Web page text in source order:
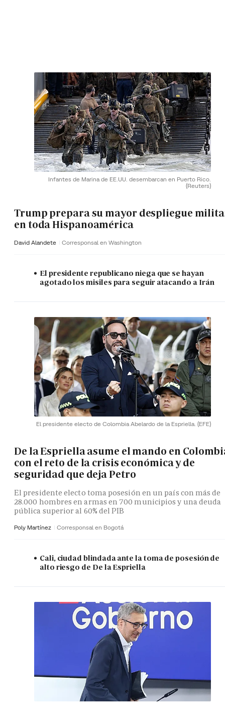
Infantes de Marina de EE.UU. desembarcan en Puerto Rico.
(Reuters)
Trump prepara su mayor despliegue
en toda Hispanoamérica
David Alandete Corresponsal en Washington
El presidente republicano niega que se hayan
agotado los misiles para seguir atacando a Irán
El presidente electo de Colombia Abelardo de la Espriella. (EFE)
De la Espriella asume el mando en
con el reto de la crisis económica y de
seguridad que deja Petro
El presidente electo toma posesión en un país con más de
28.000 hombres en armas en 700 municipios y una deuda
pública superior al 60% del PIB
Poly Martínez Corresponsal en Bogotá
Cali, ciudad blindada ante la toma de posesión de
alto riesgo de De la Espriella